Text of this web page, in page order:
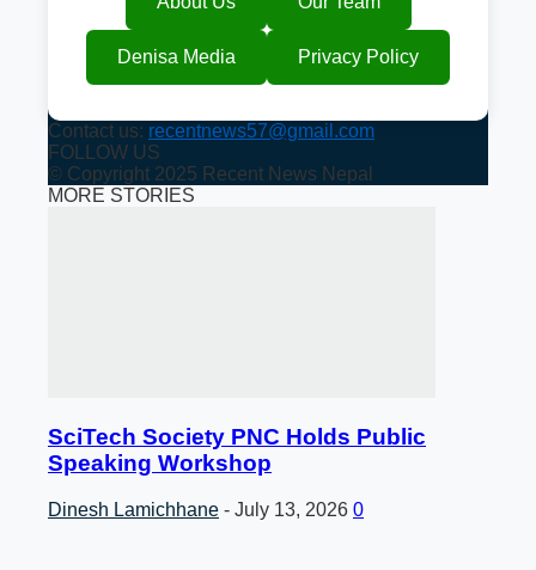
Denisa Media Privacy Policy
Contact us: recentnews57@gmail.com
FOLLOW US
© Copyright 2025 Recent News Nepal
MORE STORIES
SciTech Society PNC Holds Public
Speaking Workshop
Dinesh Lamichhane - July 13, 2026 0